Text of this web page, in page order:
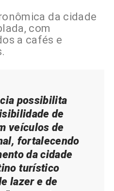
da cidade
com
a cafés e
possibilita
de
veículos de
fortalecendo
da cidade
turístico
lazer e de